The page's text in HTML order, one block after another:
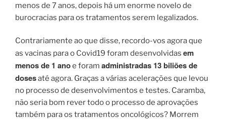
menos de 7 anos, depois há um enorme novelo de
burocracias para os tratamentos serem legalizados.
Contrariamente ao que disse, recordo-vos agora que
as vacinas para o Covid19 foram desenvolvidas em
menos de 1 anoe foram administradas 13 biliões de
dosesaté agora. Graças a várias acelerações que levou
no processo de desenvolvimentos e testes. Caramba,
não seria bom rever todo o processo de aprovações
também para os tratamentos oncológicos? Morrem